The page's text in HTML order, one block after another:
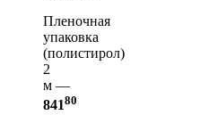
Пленочная
упаковка
(полистирол)
2
м —
84180